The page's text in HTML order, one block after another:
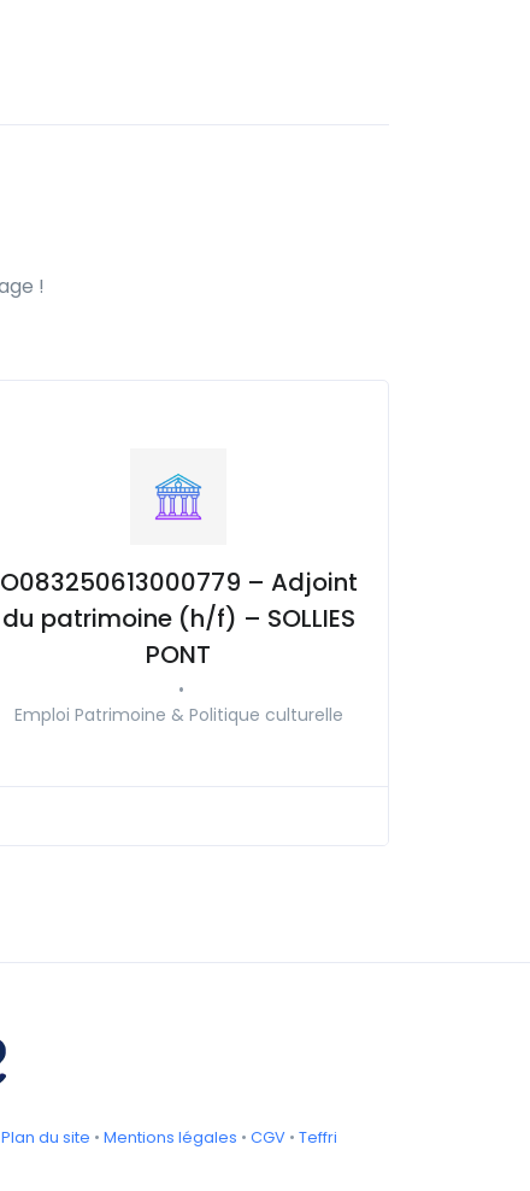
!
O083250613000779 – Adjoint
du patrimoine (h/f) – SOLLIES
PONT
•
Emploi Patrimoine & Politique culturelle
Plan du site • Mentions légales • CGV • Teffri